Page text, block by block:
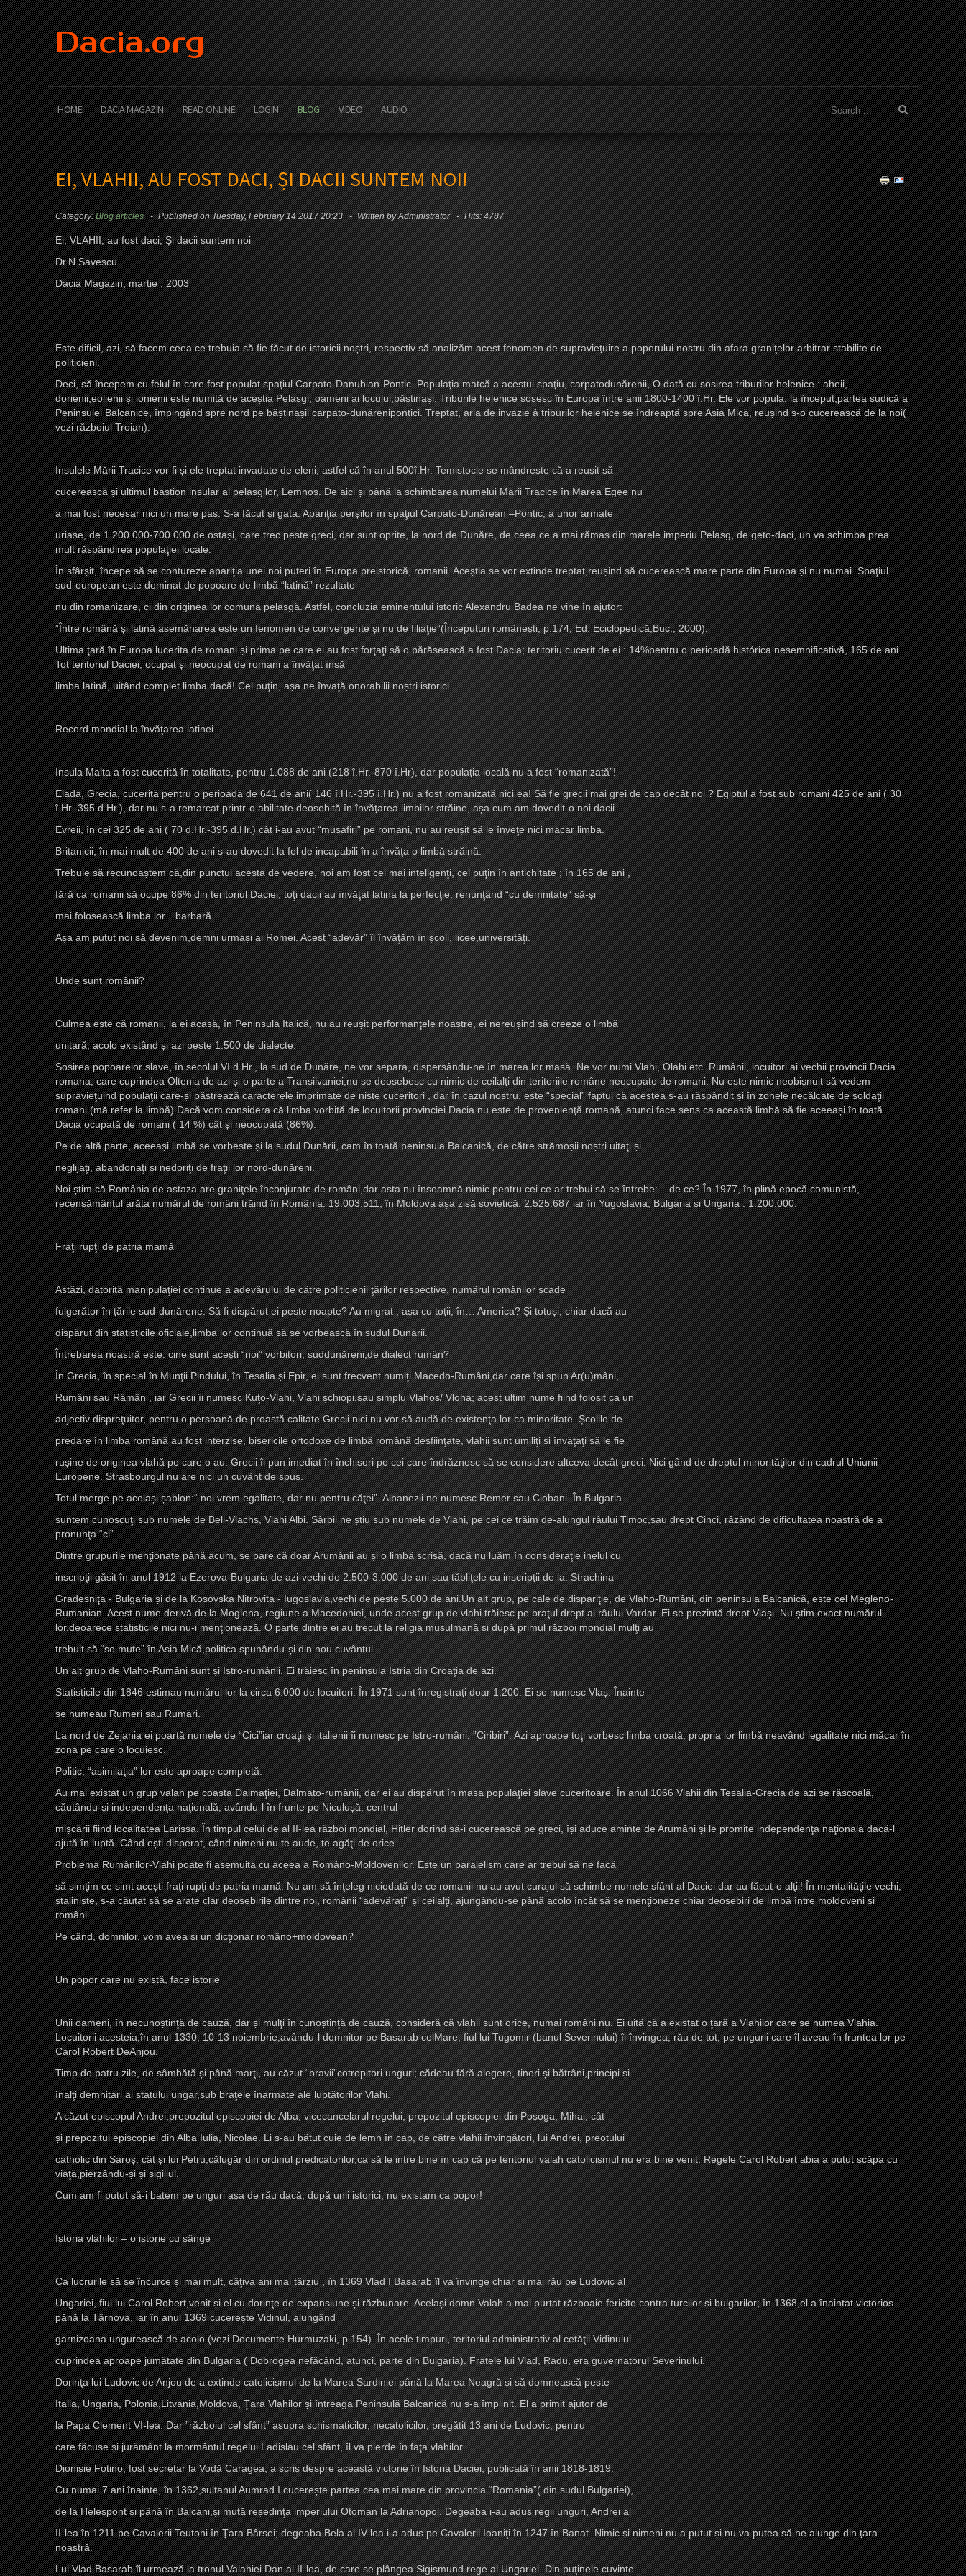
Dacia.org
HOME DACIA MAGAZIN READ ONLINE LOGIN BLOG VIDEO AUDIO
EI, VLAHII, AU FOST DACI, ȘI DACII SUNTEM NOI!
Category:Blog articles Published on Tuesday, February 14 2017 20:23 Written by Administrator Hits: 4787
Ei, VLAHII, au fost daci,Și dacii suntem noi
Dr.N.Savescu
Dacia Magazin, martie , 2003
Este dificil, azi, să facem ceea ce trebuia să fie făcut de istoricii noștri, respectiv să analizăm acest fenomen de supravieţuire apoporului nostru din afara graniţelor arbitrar stabilite de
politicieni.
Deci, să începem cu felul în care fost populat spaţiul Carpato-Danubian-Pontic. Populaţia matcă a acestui spaţiu, carpatodunărenii, O dată cu sosirea triburilor helenice : aheii,
dorienii,eolieniiși ionienii este numită de aceștia Pelasgi, oameni ai locului,băștinași. Triburile helenice sosesc în Europa între anii 1800-1400 î.Hr. Ele vor popula, la început,partea sudică a
Peninsulei Balcanice, împingând spre nord pe băștinașii carpato-dunărenipontici. Treptat, aria de invazie â triburilor helenice se îndreaptă spre Asia Mică, reușind s-o cucerească de la noi(
vezi războiul Troian).
Insulele Mării Tracice vor fiși ele treptat invadate de eleni, astfel că în anul 500î.Hr. Temistocle se mândrește că a reușit să
cucereascăși ultimul bastion insular al pelasgilor, Lemnos. De aiciși până la schimbarea numelui Mării Tracice în Marea Egee nu
a mai fost necesar nici un mare pas. S-a făcutși gata. Apariţia perșilor în spaţiul Carpato-Dunărean –Pontic, a unor armate
uriașe, de 1.200.000-700.000 de ostași, care trec peste greci, dar sunt oprite, la nord de Dunăre, de ceea ce a mai rămas din marele imperiu Pelasg, de geto-daci, un va schimba prea
mult răspândirea populaţiei locale.
În sfârșit, începe să se contureze apariţia unei noi puteri în Europa preistorică, romanii. Aceștia se vor extinde treptat,reușind să cucerească mare parte din Europași nu numai. Spaţiul
sud-european este dominat de popoare de limbă “latină” rezultate
nu din romanizare, ci din originea lor comună pelasgă. Astfel, concluzia eminentului istoric Alexandru Badea ne vine în ajutor:
”Între românăși latină asemănarea este un fenomen de convergenteși nu de filiaţie”(Începuturi românești, p.174, Ed. Eciclopedică,Buc., 2000).
Ultima ţară în Europa lucerita de romaniși prima pe care ei au fost forţaţi să o părăsească a fost Dacia; teritoriu cucerit de ei : 14%pentru o perioadă histórica nesemnificativă, 165 de ani.
Tot teritoriul Daciei, ocupatși neocupat de romani a învăţat însă
limba latină, uitând complet limba dacă! Cel puţin, așa ne învaţă onorabilii noștri istorici.
Record mondial la învăţarea latinei
Insula Malta a fost cucerită în totalitate, pentru 1.088 de ani (218 î.Hr.-870 î.Hr), dar populaţia locală nu a fost “romanizată”!
Elada, Grecia, cucerită pentru o perioadă de 641 de ani( 146 î.Hr.-395 î.Hr.) nu a fost romanizată nici ea! Să fie grecii mai grei de cap decât noi ? Egiptul a fost sub romani 425 de ani ( 30
î.Hr.-395 d.Hr.), dar nu s-a remarcat printr-o abilitate deosebită în învăţarea limbilor străine, așa cum am dovedit-o noi dacii.
Evreii, în cei 325 de ani ( 70 d.Hr.-395 d.Hr.) cât i-au avut “musafiri” pe romani, nu au reușit să le înveţe nici măcar limba.
Britanicii, în mai mult de 400 de ani s-au dovedit la fel de incapabili în a învăţa o limbă străină.
Trebuie să recunoaștem că,din punctul acesta de vedere, noi am fost cei mai inteligenţi, cel puţin în antichitate ; în 165 de ani ,
fără ca romanii să ocupe 86% din teritoriul Daciei, toţi dacii au învăţat latina la perfecţie, renunţând “cu demnitate” să-și
mai folosească limba lor…barbară.
Așa am putut noi să devenim,demni urmași ai Romei. Acest “adevăr” îl învăţăm înșcoli, licee,universităţi.
Unde sunt românii?
Culmea este că romanii, la ei acasă, în Peninsula Italică, nu au reușit performanţele noastre, ei nereușind să creeze o limbă
unitară, acolo existândși azi peste 1.500 de dialecte.
Sosirea popoarelor slave, în secolul VI d.Hr., la sud de Dunăre, ne vor separa, dispersându-ne în marea lor masă. Ne vor numi Vlahi, Olahi etc. Rumânii, locuitori ai vechii provinciiDacia
romana, care cuprindea Oltenia de aziși o parte a Transilvaniei,nu se deosebesc cu nimic de ceilalţi din teritoriile române neocupate de romani. Nu este nimic neobișnuit să vedem
supravieţuind populaţii care-și păstrează caracterele imprimate de niște cuceritori , dar în cazul nostru, este “special” faptul că acestea s-au răspânditși în zonele necălcate de soldaţii
romani (mă refer la limbă).Dacă vom considera că limba vorbită de locuitorii provinciei Dacia nu este de provenienţă romană, atunci face sens ca această limbă să fie aceeași în toată
Dacia ocupată de romani ( 14 %) câtși neocupată (86%).
Pe de altă parte, aceeași limbă se vorbeșteși la sudul Dunării, cam în toată peninsula Balcanică, de către strămoșii noștri uitaţiși
neglijaţi, abandonaţiși nedoriţi de fraţii lor nord-dunăreni.
Noiștim că România de astaza are graniţele înconjurate de români,dar asta nu înseamnă nimic pentru cei ce ar trebui să se întrebe: ...de ce? În 1977, în plină epocă comunistă,
recensământul arăta numărul de români trăind în România: 19.003.511, în Moldova așa zisă sovietică: 2.525.687 iar în Yugoslavia, Bulgariași Ungaria : 1.200.000.
Fraţi rupţi de patria mamă
Astăzi, datorită manipulaţiei continue a adevărului de către politicienii ţărilor respective, numărul românilor scade
fulgerător în ţările sud-dunărene. Să fi dispărut ei peste noapte? Au migrat , așa cu toţii, în… America?Și totuși, chiar dacă au
dispărut din statisticile oficiale,limba lor continuă să se vorbească în sudul Dunării.
Întrebarea noastră este: cine sunt acești “noi” vorbitori, suddunăreni,de dialect rumân?
În Grecia, în special în Munţii Pindului, în Tesaliași Epir, ei sunt frecvent numiţi Macedo-Rumâni,dar care își spun Ar(u)mâni,
Rumâni sau Râmân , iar Grecii îi numesc Kuţo-Vlahi, Vlahișchiopi,sau simplu Vlahos/ Vloha; acest ultim nume fiind folosit ca un
adjectiv dispreţuitor, pentru o persoană de proastă calitate.Grecii nici nu vor să audă de existenţa lor ca minoritate.Școlile de
predare în limba română au fost interzise, bisericile ortodoxe de limbă română desfiinţate, vlahii sunt umiliţiși învăţaţi să le fie
rușine de originea vlahă pe care o au. Grecii îi pun imediat în închisori pe cei care îndrăznesc să se considere altceva decât greci. Nici gând de dreptul minorităţilor din cadrul Uniunii
Europene. Strasbourgul nu are nici un cuvânt de spus.
Totul merge pe acelașișablon:“ noi vrem egalitate, dar nu pentru căţei”. Albanezii ne numesc Remer sau Ciobani. În Bulgaria
suntem cunoscuţi sub numele de Beli-Vlachs, Vlahi Albi. Sârbii neștiu sub numele de Vlahi, pe cei ce trăim de-alungul râului Timoc,sau drept Cinci, râzând de dificultatea noastră de a
pronunţa “ci”.
Dintre grupurile menţionate până acum, se pare că doar Arumânii auși o limbă scrisă, dacă nu luăm în consideraţie inelul cu
inscripţii găsit în anul 1912 la Ezerova-Bulgaria de azi-vechi de 2.500-3.000 de ani sau tăbliţele cu inscripţii de la: Strachina
Gradesniţa - Bulgariași de la Kosovska Nitrovita - Iugoslavia,vechi de peste 5.000 de ani.Un alt grup, pe cale de dispariţie, de Vlaho-Rumâni, din peninsula Balcanică, este cel Megleno-
Rumanian. Acest nume derivă de la Moglena, regiune a Macedoniei, unde acest grup de vlahi trăiesc pe braţul drept al râului Vardar. Ei se prezintă drept Vlași. Nuștim exact numărul
lor,deoarece statisticile nici nu-i menţionează. O parte dintre ei au trecut la religia musulmanăși după primul război mondial mulţi au
trebuit să “se mute” în Asia Mică,politica spunându-și din nou cuvântul.
Un alt grup de Vlaho-Rumâni suntși Istro-rumânii. Ei trăiesc în peninsula Istria din Croaţia de azi.
Statisticile din 1846 estimau numărul lor la circa 6.000 de locuitori. În 1971 sunt înregistraţi doar 1.200. Ei se numesc Vlaș. Înainte
se numeau Rumeri sau Rumări.
La nord de Zejania ei poartă numele de “Cici”iar croaţiiși italienii îi numesc pe Istro-rumâni: ”Ciribiri”. Azi aproape toţi vorbesc limba croată, propria lor limbă neavând legalitate nici măcar în
zona pe care o locuiesc.
Politic, “asimilaţia” lor este aproape completă.
Au mai existat un grup valah pe coasta Dalmaţiei, Dalmato-rumânii, dar ei au dispărut în masa populaţiei slave cuceritoare. În anul 1066 Vlahii din Tesalia-Grecia de azi se răscoală,
căutându-și independenţa naţională, avându-l în frunte pe Niculușă, centrul
mișcării fiind localitatea Larissa. În timpul celui de al II-lea război mondial, Hitler dorind să-i cucerească pe greci, își aduce aminte de Arumâniși le promite independenţa naţională dacă-l
ajută în luptă. Când ești disperat, când nimeni nu te aude, te agăţi de orice.
Problema Rumânilor-Vlahi poate fi asemuită cu aceea a Româno-Moldovenilor. Este un paralelism care ar trebui să ne facă
să simţim ce simt acești fraţi rupţi de patria mamă. Nu am să înţeleg niciodată de ce romanii nu au avut curajul să schimbe numele sfânt al Daciei dar au făcut-o alţii! În mentalităţile vechi,
staliniste, s-a căutat să se arate clar deosebirile dintre noi, românii “adevăraţi”și ceilalţi, ajungându-se până acolo încât să se menţioneze chiar deosebiri de limbă între moldoveniși
români…
Pe când, domnilor, vom aveași un dicţionar româno+moldovean?
Un popor care nu există, face istorie
Unii oameni, în necunoștinţă de cauză, darși mulţi în cunoștinţă de cauză, consideră că vlahii sunt orice, numai români nu. Ei uită că a existat o ţară a Vlahilor care se numea Vlahia.
Locuitorii acesteia,în anul 1330, 10-13 noiembrie,avându-l domnitor pe Basarab celMare, fiul lui Tugomir (banul Severinului) îi învingea, rău de tot, pe ungurii care îl aveau în fruntea lor pe
Carol Robert DeAnjou.
Timp de patru zile, de sâmbătăși până marţi, au căzut “bravii”cotropitori unguri; cădeau fără alegere, tineriși bătrâni,principiși
înalţi demnitari ai statului ungar,sub braţele înarmate ale luptătorilor Vlahi.
A căzut episcopul Andrei,prepozitul episcopiei de Alba, vicecancelarul regelui, prepozitul episcopiei din Poșoga, Mihai, cât
și prepozitul episcopiei din Alba Iulia, Nicolae. Li s-au bătut cuie de lemn în cap, de către vlahii învingători, lui Andrei, preotului
catholic din Saroș, câtși lui Petru,călugăr din ordinul predicatorilor,ca să le intre bine în cap că pe teritoriul valah catolicismul nu era bine venit. Regele Carol Robert abia a putut scăpa cu
viaţă,pierzându-șiși sigiliul.
Cum am fi putut să-i batem pe unguri așa de rău dacă, după unii istorici, nu existam ca popor!
Istoria vlahilor – o istorie cu sânge
Ca lucrurile să se încurceși mai mult, câţiva ani mai târziu , în 1369 Vlad I Basarab îl va învinge chiarși mai rău pe Ludovic al
Ungariei, fiul lui Carol Robert,venitși el cu dorinţe de expansiuneși răzbunare. Același domn Valah a mai purtat războaie fericite contra turcilorși bulgarilor; în 1368,el a înaintat victorios
pănă la Târnova, iar în anul 1369 cucerește Vidinul, alungând
garnizoana ungurească de acolo (vezi Documente Hurmuzaki, p.154). În acele timpuri, teritoriul administrativ al cetăţii Vidinului
cuprindea aproape jumătate din Bulgaria ( Dobrogea nefăcând, atunci, parte din Bulgaria). Fratele lui Vlad, Radu, era guvernatorul Severinului.
Dorinţa lui Ludovic de Anjou de a extinde catolicismul de la Marea Sardiniei până la Marea Neagrăși să domnească peste
Italia, Ungaria, Polonia,Litvania,Moldova, Ţara Vlahilorși întreaga Peninsulă Balcanică nu s-a împlinit. El a primit ajutor de
la Papa Clement VI-lea. Dar ”războiul cel sfânt” asupra schismaticilor, necatolicilor, pregătit 13 ani de Ludovic, pentru
care făcuseși jurământ la mormântul regelui Ladislau cel sfânt, îl va pierde în faţa vlahilor.
Dionisie Fotino, fost secretar la Vodă Caragea, a scris despre această victorie înIstoria Daciei,publicată în anii 1818-1819.
Cu numai 7 ani înainte, în 1362,sultanul Aumrad I cucerește partea cea mai mare din provincia “Romania”( din sudul Bulgariei),
de la Helespontși până în Balcani,și mută reședinţa imperiului Otoman la Adrianopol. Degeaba i-au adus regii unguri, Andrei al
II-lea în 1211 pe Cavalerii Teutoni în Ţara Bârsei; degeaba Bela al IV-lea i-a adus pe Cavalerii Ioaniţi în 1247 în Banat. Nimicși nimeni nu a pututși nu va putea să ne alunge din ţara
noastră.
Lui Vlad Basarab îi urmează la tronul Valahiei Dan al II-lea, de care se plângea Sigismund rege al Ungariei. Din puţinele cuvinte